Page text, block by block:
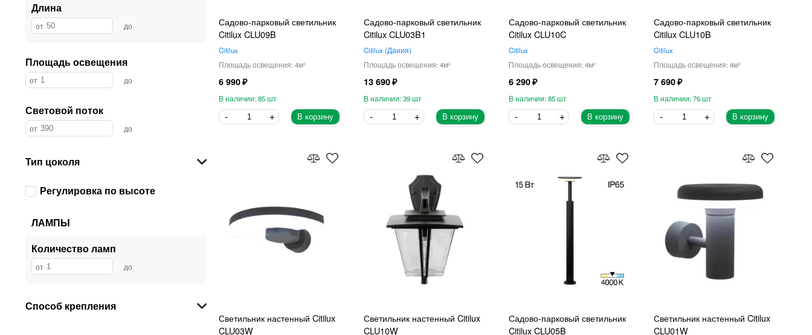
Длина
Площадь освещения
Световой поток
Тип цоколя
Регулировка по высоте
ЛАМПЫ
Количество ламп
Способ крепления
Садово-парковый светильник
Citilux CLU09B
Citilux
4
6 990
85
В корзину
Садово-парковый светильник
Citilux CLU03B1
Citilux Дания
4
13 690
39
В корзину
Садово-парковый светильник
Citilux CLU10C
Citilux
4
6 290
85
В корзину
Садово-парковый светильник
Citilux CLU10B
Citilux
4
7 690
76
В корзину
Светильник настенный Citilux
CLU03W
Светильник настенный Citilux
CLU10W
Садово-парковый светильник
Citilux CLU05B
Светильник настенный Citilux
CLU01W